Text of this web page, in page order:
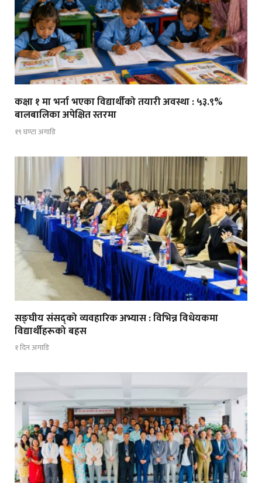
कक्षा १ मा भर्ना भएका विद्यार्थीको तयारी अवस्था : ५३.९%
बालबालिका अपेक्षित स्तरमा
१९ घण्टा अगाडि
सङ्घीय संसद्को व्यवहारिक अभ्यास : विभिन्न विधेयकमा
विद्यार्थीहरूको बहस
१ दिन अगाडि